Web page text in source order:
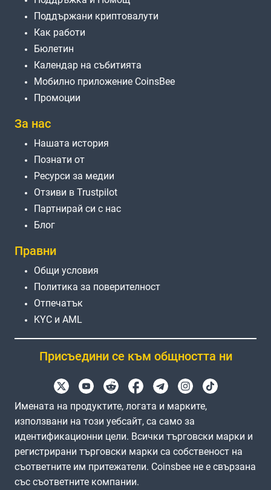
Поддържани криптовалути
Как работи
Бюлетин
Календар на събитията
Мобилно приложение CoinsBee
Промоции
За нас
Нашата история
Познати от
Ресурси за медии
Отзиви в Trustpilot
Партнирай си с нас
Блог
Правни
Общи условия
Политика за поверителност
Отпечатък
KYC и AML
Присъедини се към общността ни
Имената на продуктите, логата и марките,
използвани на този уебсайт, са само за
идентификационни цели. Всички търговски марки и
регистрирани търговски марки са собственост на
съответните им притежатели. Coinsbee не е свързана
със съответните компании.